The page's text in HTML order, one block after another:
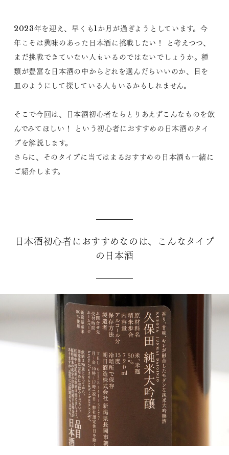
2023年を迎え、早くも1か月が過ぎようとしています。今
年こそは興味のあった日本酒に挑戦したい！ と考えつつ、
まだ挑戦できていない人もいるのではないでしょうか。種
類が豊富な日本酒の中からどれを選んだらいいのか、目を
皿のようにして探している人もいるかもしれません。
そこで今回は、日本酒初心者ならとりあえずこんなものを飲
んでみてほしい！ という初心者におすすめの日本酒のタイ
プを解説します。
さらに、そのタイプに当てはまるおすすめの日本酒も一緒に
ご紹介します。
日本酒初心者におすすめなのは、こんなタイプ
の日本酒